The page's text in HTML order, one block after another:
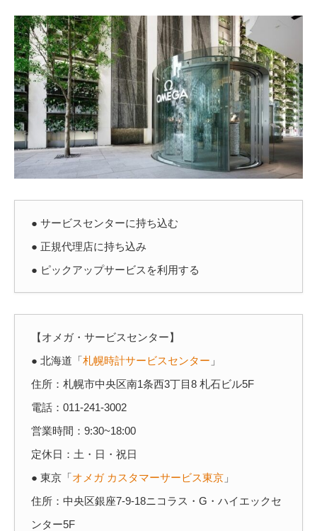
● サービスセンターに持ち込む
● 正規代理店に持ち込み
● ピックアップサービスを利用する
【オメガ・サービスセンター】
● 北海道「札幌時計サービスセンター 」
住所：札幌市中央区南1条西3丁目8 札石ビル5F
電話：011-241-3002
営業時間：9:30~18:00
定休日：土・日・祝日
● 東京「オメガ カスタマーサービス東京」
住所：中央区銀座7-9-18ニコラス・G・ハイエックセ
ンター5F